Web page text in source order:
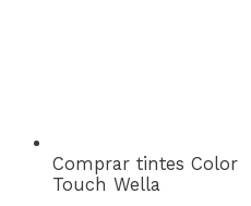
Comprar tintes Color
Touch Wella